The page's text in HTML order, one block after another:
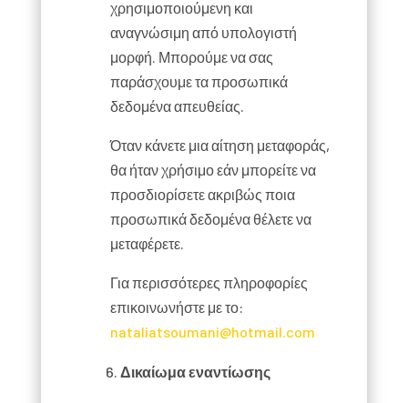
χρησιμοποιούμενη και
αναγνώσιμη από υπολογιστή
μορφή. Μπορούμε να σας
παράσχουμε τα προσωπικά
δεδομένα απευθείας.
Όταν κάνετε μια αίτηση μεταφοράς,
θα ήταν χρήσιμο εάν μπορείτε να
προσδιορίσετε ακριβώς ποια
προσωπικά δεδομένα θέλετε να
μεταφέρετε.
Για περισσότερες πληροφορίες
επικοινωνήστε με το:
nataliatsoumani@hotmail.com
Δικαίωμα εναντίωσης